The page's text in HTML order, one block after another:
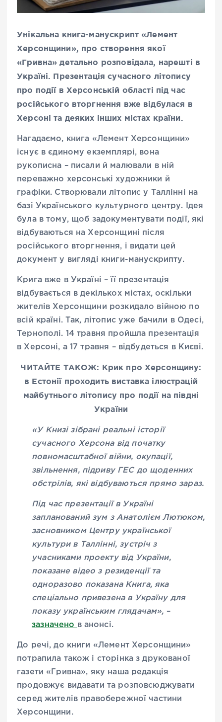
Унікальна книга-манускрипт «Лемент
Херсонщини», про створення якої
«Гривна» детально розповідала, нарешті в
Україні. Презентація сучасного літопису
про події в Херсонській області під час
російського вторгнення вже відбулася в
Херсоні та деяких інших містах країни.
Нагадаємо, книга «Лемент Херсонщини»
існує в єдиному екземплярі, вона
рукописна – писали й малювали в ній
переважно херсонські художники й
графіки. Створювали літопис у Таллінні на
базі Українського культурного центру. Ідея
була в тому, щоб задокументувати події, які
відбуваються на Херсонщині після
російського вторгнення, і видати цей
документ у вигляді книги-манускрипту.
Крига вже в Україні – її презентація
відбувається в декількох містах, оскільки
жителів Херсонщини розкидало війною по
всій країні. Так, літопис уже бачили в Одесі,
Тернополі. 14 травня пройшла презентація
в Херсоні, а 17 травня – відбудеться в Києві.
ЧИТАЙТЕ ТАКОЖ: Крик про Херсонщину:
в Естонії проходить виставка ілюстрацій
майбутнього літопису про події на півдні
України
«У Книзі зібрані реальні історії
сучасного Херсона від початку
повномасштабної війни, окупації,
звільнення, підриву ГЕС до щоденних
обстрілів, які відбуваються прямо зараз.
Під час презентації в Україні
запланований зум з Анатолієм Лютюком,
засновником Центру української
культури в Таллінні, зустріч з
учасниками проекту від України,
показане відео з резиденції та
одноразово показана Книга, яка
спеціально привезена в Україну для
показу українським глядачам», –
зазначено в анонсі.
До речі, до книги «Лемент Херсонщини»
потрапила також і сторінка з друкованої
газети «Гривна», яку наша редакція
продовжує видавати та розповсюджувати
серед жителів правобережної частини
Херсонщини.